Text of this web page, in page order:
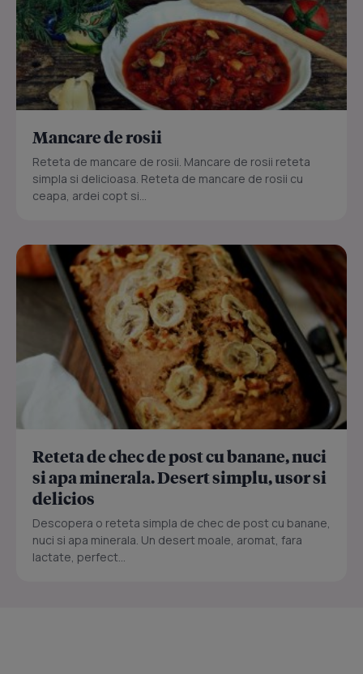
Mancare de rosii
Reteta de mancare de rosii. Mancare de rosii reteta
simpla si delicioasa. Reteta de mancare de rosii cu
ceapa, ardei copt si...
Reteta de chec de post cu banane, nuci
si apa minerala. Desert simplu, usor si
delicios
Descopera o reteta simpla de chec de post cu banane,
nuci si apa minerala. Un desert moale, aromat, fara
lactate, perfect...